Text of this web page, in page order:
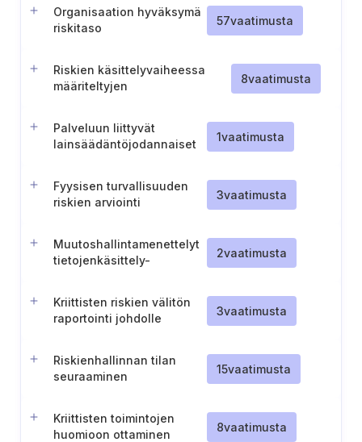
Organisaation hyväksymä
riskitaso
57vaatimusta
Riskien käsittelyvaiheessa
määriteltyjen
8vaatimusta
Palveluun liittyvät
lainsäädäntöjodannaiset
1vaatimusta
Fyysisen turvallisuuden
riskien arviointi
3vaatimusta
Muutoshallintamenettelyt
tietojenkäsittely-
2vaatimusta
Kriittisten riskien välitön
raportointi johdolle
3vaatimusta
Riskienhallinnan tilan
seuraaminen
15vaatimusta
Kriittisten toimintojen
huomioon ottaminen
8vaatimusta